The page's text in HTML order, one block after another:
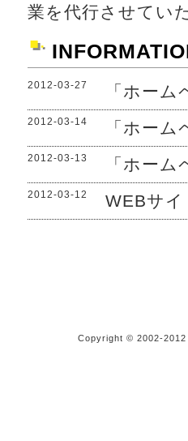
業を代行させてい
2012-03-27 「ホー
2012-03-14 「ホー
2012-03-13 「ホー
2012-03-12 WEBサ
Copyright © 2002-2012